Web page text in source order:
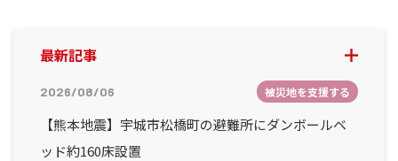
最新記事
2026/08/06 被災地を支援する
【熊本地震】宇城市松橋町の避難所にダンボールベ
ッド約160床設置